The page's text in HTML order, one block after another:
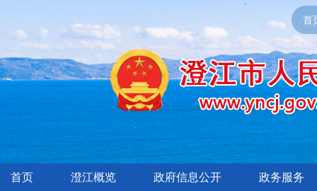
首
首页 澄江概览 政府信息公开 政务服务